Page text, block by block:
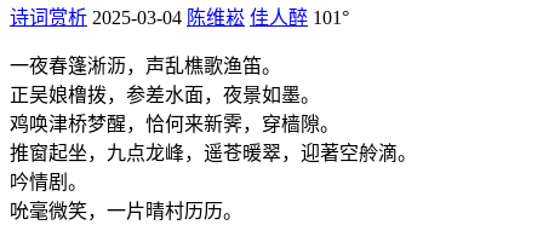
诗词赏析 2025-03-04 陈维崧 佳人醉 101°
一夜春篷淅沥，声乱樵歌渔笛。
正吴娘橹拨，参差水面，夜景如墨。
鸡唤津桥梦醒，恰何来新霁，穿樯隙。
推窗起坐，九点龙峰，遥苍暖翠，迎著空舲滴。
吟情剧。
吮毫微笑，一片晴村历历。